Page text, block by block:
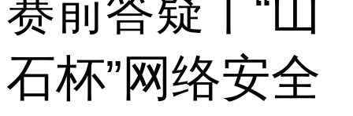
赛前答疑丨“山
石杯”网络安全